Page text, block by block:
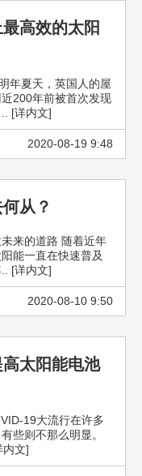
高效的太阳
年夏天，英国人的屋
200年前被首次发现
[详内文]
2020-08-19 9:48
从？
来的道路 随着近年
能一直在快速普及
[详内文]
2020-08-10 9:50
太阳能电池
19大流行在许多
些则不那么明显。
内文]